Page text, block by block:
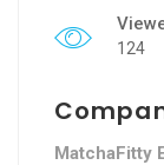
124
MatchaFitty